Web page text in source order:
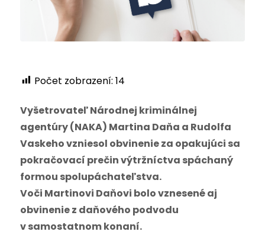
Počet zobrazení: 14
Vyšetrovateľ Národnej kriminálnej
agentúry (NAKA) Martina Daňa a Rudolfa
Vaskeho vzniesol obvinenie za opakujúci sa
pokračovací prečin výtržníctva spáchaný
formou spolupáchateľstva.
Voči Martinovi Daňovi bolo vznesené aj
obvinenie z daňového podvodu
v samostatnom konaní.